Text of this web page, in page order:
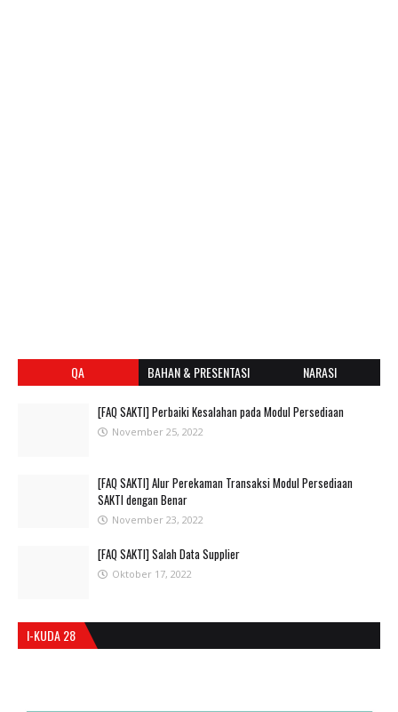
QA BAHAN & PRESENTASI NARASI
[FAQ SAKTI] Perbaiki Kesalahan pada Modul Persediaan
November 25, 2022
[FAQ SAKTI] Alur Perekaman Transaksi Modul Persediaan
SAKTI dengan Benar
November 23, 2022
[FAQ SAKTI] Salah Data Supplier
Oktober 17, 2022
I-KUDA 28